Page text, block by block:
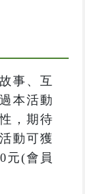
事、互
本活動
，期待
動可獲
元(會員